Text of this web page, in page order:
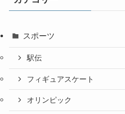
スポーツ
駅伝
フィギュアスケート
オリンピック